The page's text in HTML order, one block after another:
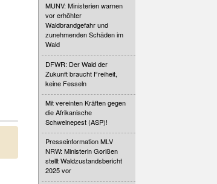
MUNV: Ministerien warnen
vor erhöhter
Waldbrandgefahr und
zunehmenden Schäden im
Wald
DFWR: Der Wald der
Zukunft braucht Freiheit,
keine Fesseln
Mit vereinten Kräften gegen
die Afrikanische
Schweinepest (ASP)!
Presseinformation MLV
NRW: Ministerin Gorißen
stellt Waldzustandsbericht
2025 vor